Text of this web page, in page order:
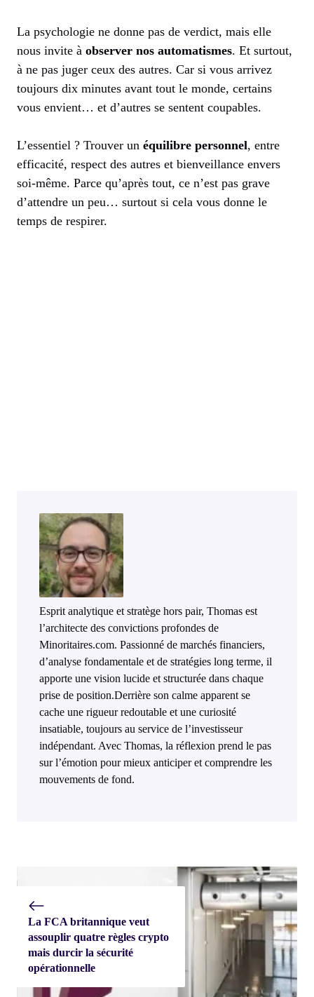
La psychologie ne donne pas de verdict, mais elle
nous invite à observer nos automatismes. Et surtout,
à ne pas juger ceux des autres. Car si vous arrivez
toujours dix minutes avant tout le monde, certains
vous envient… et d’autres se sentent coupables.
L’essentiel ? Trouver un équilibre personnel, entre
efficacité, respect des autres et bienveillance envers
soi-même. Parce qu’après tout, ce n’est pas grave
d’attendre un peu… surtout si cela vous donne le
temps de respirer.
Esprit analytique et stratège hors pair, Thomas est
l’architecte des convictions profondes de
Minoritaires.com. Passionné de marchés financiers,
d’analyse fondamentale et de stratégies long terme, il
apporte une vision lucide et structurée dans chaque
prise de position.Derrière son calme apparent se
cache une rigueur redoutable et une curiosité
insatiable, toujours au service de l’investisseur
indépendant. Avec Thomas, la réflexion prend le pas
sur l’émotion pour mieux anticiper et comprendre les
mouvements de fond.
La FCA britannique veut
assouplir quatre règles crypto
mais durcir la sécurité
opérationnelle